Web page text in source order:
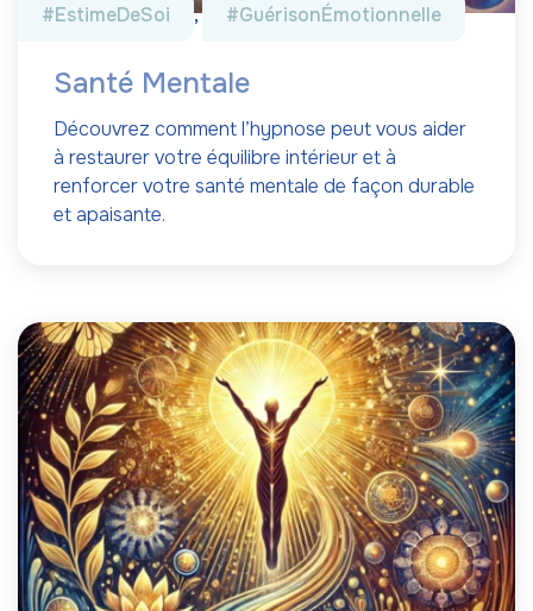
#EstimeDeSoi , #GuérisonÉmotionnelle
Santé Mentale
Découvrez comment l’hypnose peut vous aider
à restaurer votre équilibre intérieur et à
renforcer votre santé mentale de façon durable
et apaisante.